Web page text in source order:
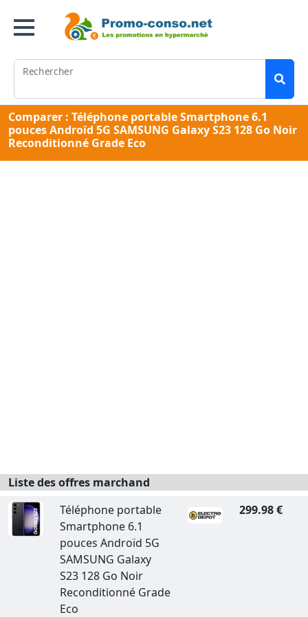
Rechercher
Comparer : Téléphone portable Smartphone 6.1
pouces Androïd 5G SAMSUNG Galaxy S23 128 Go Noir
Reconditionné Grade Eco
Liste des offres marchand
Téléphone portable
Smartphone 6.1
pouces Androïd 5G
SAMSUNG Galaxy
S23 128 Go Noir
Reconditionné Grade
Eco
299.98 €